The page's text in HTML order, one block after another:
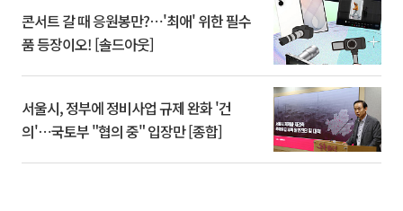
콘서트 갈 때 응원봉만?⋯'최애' 위한 필수
품 등장이오! [솔드아웃]
서울시, 정부에 정비사업 규제 완화 '건
의'⋯국토부 "협의 중" 입장만 [종합]